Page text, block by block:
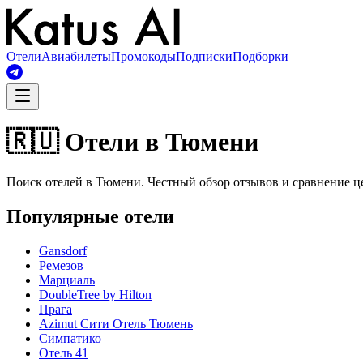
ОтелиАвиабилетыПромокодыПодпискиПодборки
🇷🇺 Отели в Тюмени
Поиск отелей в Тюмени. Честный обзор отзывов и сравнение
Популярные отели
Gansdorf
Ремезов
Марциаль
DoubleTree by Hilton
Прага
Azimut Сити Отель Тюмень
Симпатико
Отель 41